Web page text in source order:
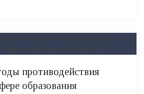
противодействия
образования